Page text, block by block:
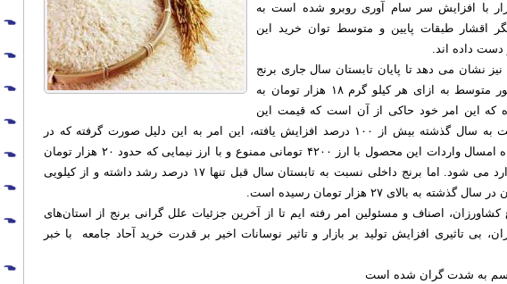
با افزایش سر سام آوری روبرو شده است به
اقشار طبقات پایین و متوسط توان خرید این
داده اند.
نیز نشان می دهد تا پایان تابستان سال جاری برنج
خارجی به طور متوسط به ازای هر کیلو گرم ۱۸ هزار تومان به
که این امر خود حاکی از آن است که قیمت این
محصول نسبت به سال گذشته بیش از ۱۰۰ درصد افزایش یافته، این امر به این دلیل صورت گرفته که در
اردیبهشت ماه امسال واردات این محصول با ارز ۴۲۰۰ تومانی ممنوع و با ارز نیمایی که حدود ۲۰ هزار تومان
قیمت دارد وارد می شود. اما برنج داخلی نسبت به تابستان سال قبل تنها ۱۷ درصد رشد داشته و از کیلویی
اصناف و مسئولین امر رفته ایم تا از آخرین جزئیات علل گرانی برنج از استان‌های
بی تاثیری افزایش تولید بر بازار و تاثیر نوسانات اخیر بر قدرت خرید آحاد جامعه با خبر
سم به شدت گران شده است